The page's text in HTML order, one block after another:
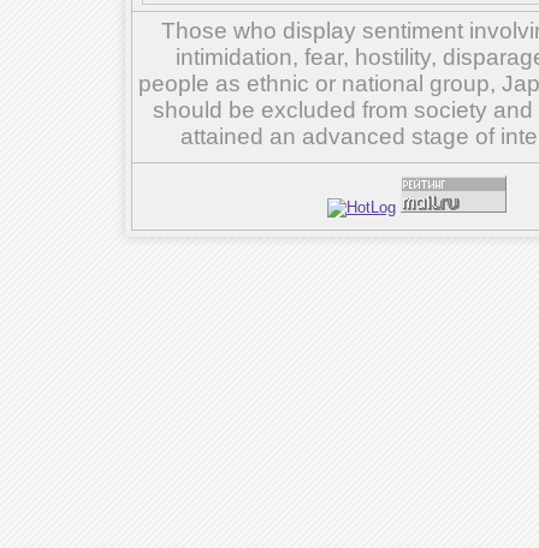
Those who display sentiment
intimidation, fear, hostility,
people as ethnic or national group,
should be excluded from society
attained an advanced stage of